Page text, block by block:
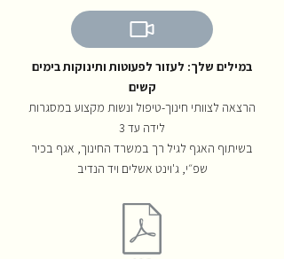
במילים שלך: לעזור לפעוטות ותינוקות בימים
קשים
הרצאה לצוותי חינוך-טיפול ונשות מקצוע במסגרות
לידה עד 3
בשיתוף האגף לגיל רך במשרד החינוך, אגף בכיר
שפ״י, ג'וינט אשלים ויד הנדיב